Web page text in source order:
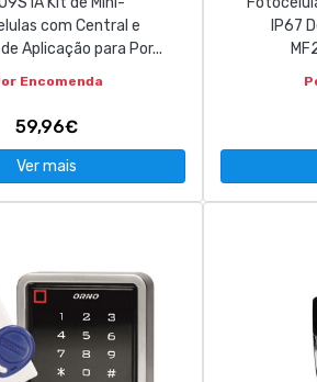
com Central e
Aplicação para Por...
Encomenda
59,96€
Ver mais
IP67